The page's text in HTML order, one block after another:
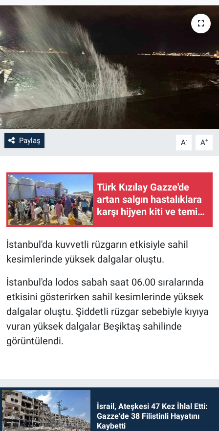
Paylaş A- A+
Türk Kızılay Gazze'de
artan salgın hastalıklara
karşı hijyen kiti ve temiz
İstanbul'da kuvvetli rüzgarın etkisiyle sahil
kesimlerinde yüksek dalgalar oluştu.
İstanbul'da lodos sabah saat 06.00 sıralarında
etkisini gösterirken sahil kesimlerinde yüksek
dalgalar oluştu. Şiddetli rüzgar sebebiyle kıyıya
vuran yüksek dalgalar Beşiktaş sahilinde
görüntülendi.
İsrail, Ateşkesi 47 Kez İhlal Etti:
Gazze’de 38 Filistinli Hayatını
Kaybetti